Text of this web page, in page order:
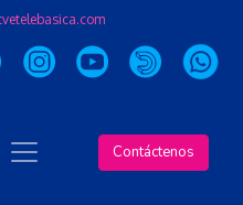
Contáctenos